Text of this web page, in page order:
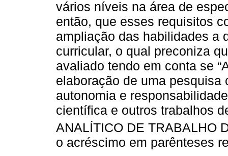
vários níveis na área de
então, que esses requisitos
ampliação das habilidades a
curricular, o qual preconiza
avaliado tendo em conta se
elaboração de uma
autonomia e
científica e outros trabalhos
ANALÍTICO DE TRABALHO
o acréscimo em parênteses